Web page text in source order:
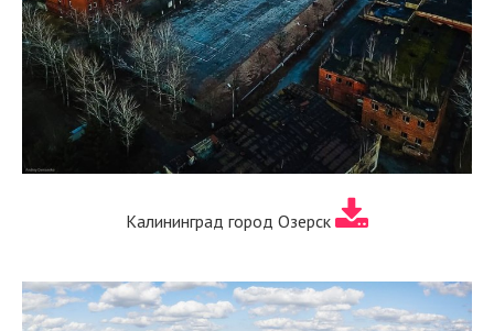
Калининград город Озерск